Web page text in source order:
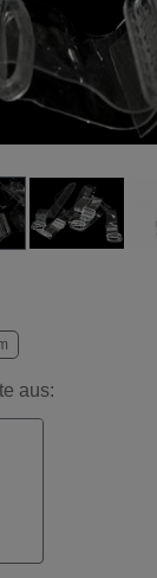
aus: